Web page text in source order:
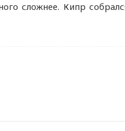
сложнее. Кипр